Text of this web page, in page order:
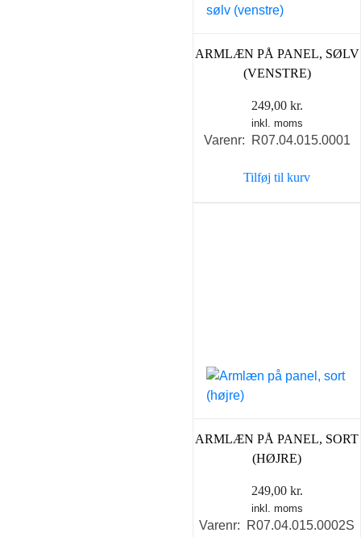
ARMLÆN PÅ PANEL, SØLV
(VENSTRE)
249,00 kr.
inkl. moms
Varenr: R07.04.015.0001
Tilføj til kurv
ARMLÆN PÅ PANEL, SORT
(HØJRE)
249,00 kr.
inkl. moms
Varenr: R07.04.015.0002S